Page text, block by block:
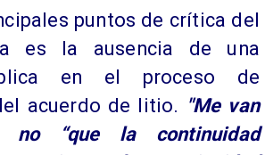
puntos de crítica del
es la ausencia de una
en el proceso de
acuerdo de litio. "Me van
“que la continuidad